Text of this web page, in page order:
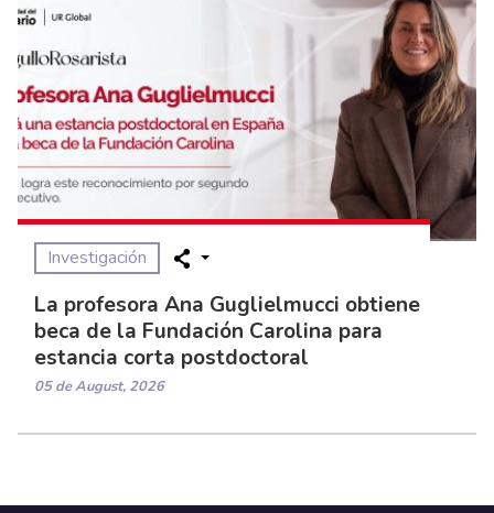
Investigación
La profesora Ana Guglielmucci obtiene
beca de la Fundación Carolina para
estancia corta postdoctoral
05 de August, 2026